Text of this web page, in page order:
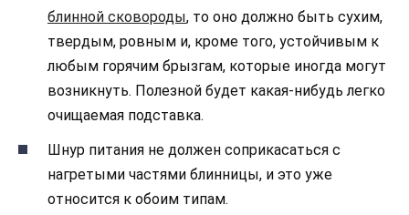
блинной сковороды, то оно должно быть сухим,
твердым, ровным и, кроме того, устойчивым к
любым горячим брызгам, которые иногда могут
возникнуть. Полезной будет какая-нибудь легко
очищаемая подставка.
Шнур питания не должен соприкасаться с
нагретыми частями блинницы, и это уже
относится к обоим типам.